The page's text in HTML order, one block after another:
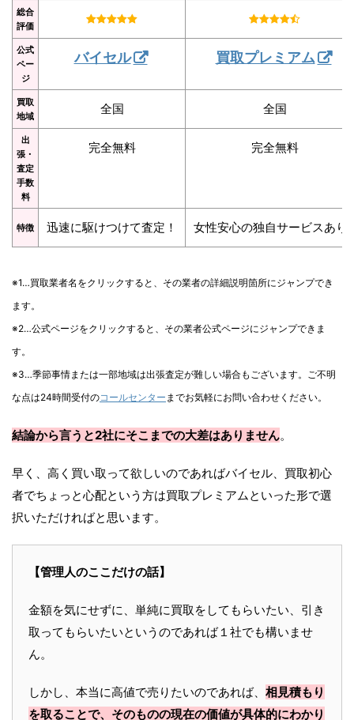
総合
評価
公式
ペー
ジ
バイセル 買取プレミアム
買取
地域
全国 全国
出
張・
査定
手数
料
完全無料 完全無料
特徴 迅速に駆けつけて査定！ 女性安心の独自サービスあり
※1…買取業者名をクリックすると、その業者の詳細説明箇所にジャンプでき
ます。
※2…公式ページをクリックすると、その業者公式ページにジャンプできま
す。
※3…季節事情または一部地域は出張査定が難しい場合もございます。ご不明
な点は24時間受付のコールセンター までお気軽にお問い合わせください。
結論から言うと2社にそこまでの大差はありません。
早く、高く買い取って欲しいのであればバイセル、買取初心
者でちょっと心配という方は買取プレミアムといった形で選
択いただければと思います。
【管理人のここだけの話】
金額を気にせずに、単純に買取をしてもらいたい、引き
取ってもらいたいというのであれば１社でも構いませ
ん。
しかし、本当に高値で売りたいのであれば、 相見積もり
を取ることで、そのものの現在の価値が具体的にわかり